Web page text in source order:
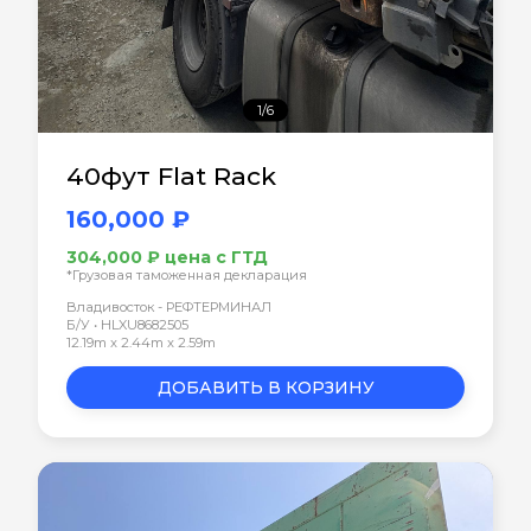
1/6
40фут Flat Rack
160,000 ₽
304,000 ₽ цена с ГТД
*Грузовая таможенная декларация
Владивосток - РЕФТЕРМИНАЛ
Б/У • HLXU8682505
12.19m x 2.44m x 2.59m
ДОБАВИТЬ В КОРЗИНУ